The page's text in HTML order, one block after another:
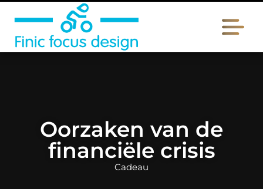
Oorzaken van de
financiële crisis
Cadeau